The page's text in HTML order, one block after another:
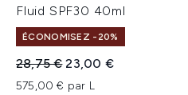
Fluid SPF30 40ml
ÉCONOMISEZ -20%
Prix de vente :
28,75 €Prix ​​actuel :
23,00 €
575,00 € par L